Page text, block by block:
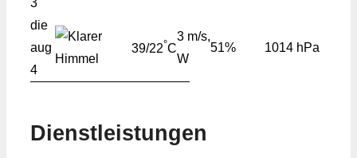
die
aug
4
39/22°C
3 m/s,
W
51% 1014 hPa
Dienstleistungen